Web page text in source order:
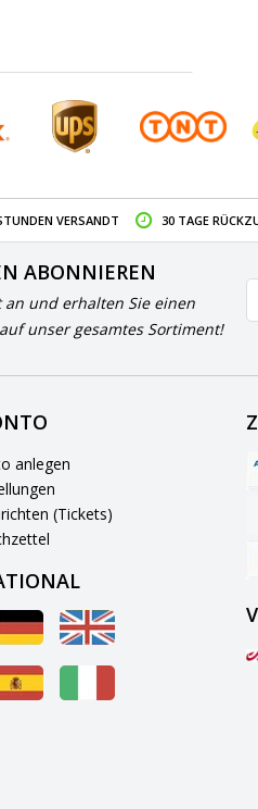
VERSANDT 30 TAGE
ABONNIEREN
an und erhalten Sie einen
unser gesamtes Sortiment!
anlegen
(Tickets)